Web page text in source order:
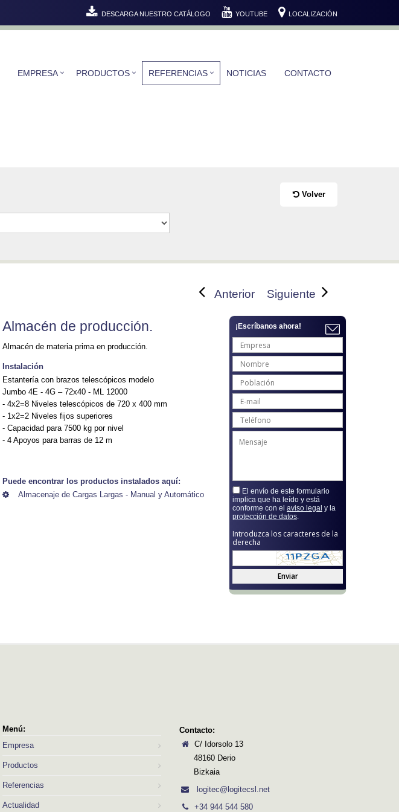
DESCARGA NUESTRO CATÁLOGO YOUTUBE LOCALIZACIÓN
EMPRESA PRODUCTOS REFERENCIAS NOTICIAS CONTACTO
Volver
Anterior Siguiente
Almacén de producción.
Almacén de materia prima en producción.
Instalación
Estantería con brazos telescópicos modelo
Jumbo 4E - 4G – 72x40 - ML 12000
- 4x2=8 Niveles telescópicos de 720 x 400 mm
- 1x2=2 Niveles fijos superiores
- Capacidad para 7500 kg por nivel
- 4 Apoyos para barras de 12 m
Puede encontrar los productos instalados aquí:
Almacenaje de Cargas Largas - Manual y Automático
¡Escríbanos ahora!
El envío de este formulario
implica que ha leído y está
conforme con el aviso legal y la
protección de datos.
Introduzca los caracteres de la
derecha
Enviar
Menú:
Empresa
Productos
Referencias
Actualidad
Contacto:
C/ Idorsolo 13
48160 Derio
Bizkaia
logitec@logitecsl.net
+34 944 544 580